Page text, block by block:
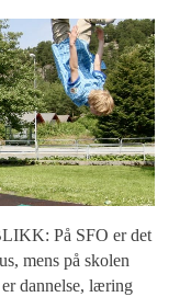
På SFO er det
mens på skolen
dannelse, læring